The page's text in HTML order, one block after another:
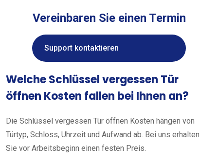
Vereinbaren Sie einen Termin
Support kontaktieren
Welche Schlüssel vergessen Tür
öffnen Kosten fallen bei Ihnen an?
Die Schlüssel vergessen Tür öffnen Kosten hängen von
Türtyp, Schloss, Uhrzeit und Aufwand ab. Bei uns erhalten
Sie vor Arbeitsbeginn einen festen Preis.